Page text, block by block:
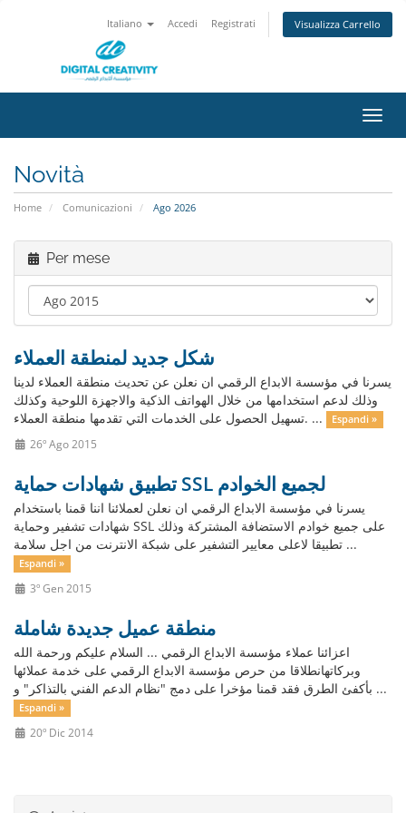
Italiano Accedi Registrati Visualizza Carrello
Attiva
Novità
Home Comunicazioni Ago 2026
Per mese
شكل جديد لمنطقة العملاء
يسرنا في مؤسسة الابداع الرقمي ان نعلن عن تحديث منطقة العملاء لدينا
وذلك لدعم استخدامها من خلال الهواتف الذكية والاجهزة اللوحية وكذلك
تسهيل الحصول على الخدمات التي تقدمها منطقة العملاء. ...
Espandi »
26º Ago 2015
تطبيق شهادات حماية SSL لجميع الخوادم
يسرنا في مؤسسة الابداع الرقمي ان نعلن لعملائنا اننا قمنا باستخدام
شهادات تشفير وحماية SSL على جميع خوادم الاستضافة المشتركة وذلك
تطبيقا لاعلى معايير التشفير على شبكة الانترنت من اجل سلامة ...
Espandi »
3º Gen 2015
منطقة عميل جديدة شاملة
اعزائنا عملاء مؤسسة الابداع الرقمي ... السلام عليكم ورحمة الله
وبركاتهانطلاقا من حرص مؤسسة الابداع الرقمي على خدمة عملائها
بأكفئ الطرق فقد قمنا مؤخرا على دمج "نظام الدعم الفني بالتذاكر" و ...
Espandi »
20º Dic 2014